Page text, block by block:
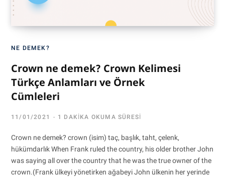
NE DEMEK?
Crown ne demek? Crown Kelimesi
Türkçe Anlamları ve Örnek
Cümleleri
11/01/2021 1 DAKIKA OKUMA SÜRESI
Crown ne demek? crown (isim) taç, başlık, taht, çelenk,
hükümdarlık When Frank ruled the country, his older brother John
was saying all over the country that he was the true owner of the
crown.(Frank ülkeyi yönetirken ağabeyi John ülkenin her yerinde